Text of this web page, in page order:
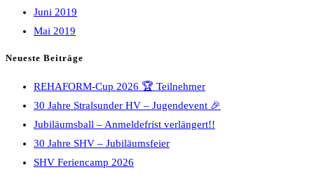
Juni 2019
Mai 2019
Neueste Beiträge
REHAFORM-Cup 2026 🏆 Teilnehmer
30 Jahre Stralsunder HV – Jugendevent 🎉
Jubiläumsball – Anmeldefrist verlängert!!
30 Jahre SHV – Jubiläumsfeier
SHV Feriencamp 2026